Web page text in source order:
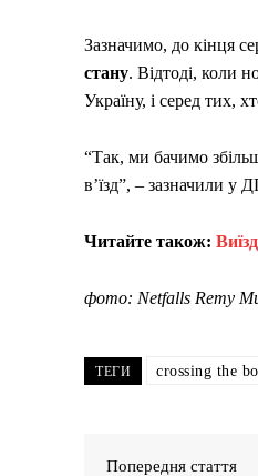
Зазначимо, до кінця
стану. Відтоді, коли
Україну, і серед тих,
“Так, ми бачимо
в’їзд”, – зазначили у
Читайте також:
фото: Netfalls Remy
ТЕГИ crossing the
Попередня стаття